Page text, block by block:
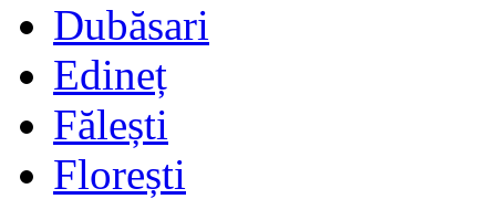
Dubăsari
Edineț
Fălești
Florești